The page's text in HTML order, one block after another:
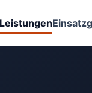
Leistungen